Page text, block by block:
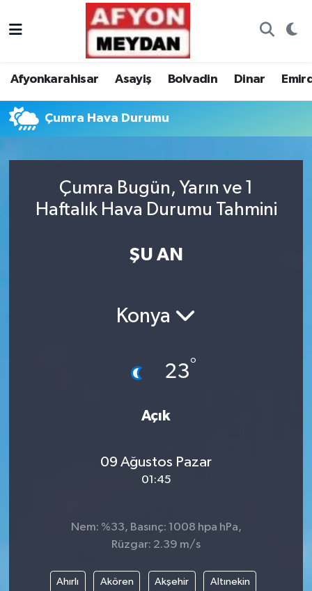
Afyonkarahisar Asayiş Bolvadin Dinar
Çumra Hava Durumu
Çumra Bugün, Yarın ve 1
Haftalık Hava Durumu Tahmini
ŞU AN
Konya
23°
Açık
09 Ağustos Pazar
01:45
Nem: %33, Basınç: 1008 hpa hPa,
Rüzgar: 2.39 m/s
Ahırlı Akören Akşehir Altınekin
Nöbetçi Eczaneler
Trafik Durumu
Süper Lig Puan Durumu ve Fikstür
Tüm Manşetler